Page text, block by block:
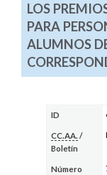
LOS
PARA
ALUMNOS
ID
CC.AA. /
Boletín
Número